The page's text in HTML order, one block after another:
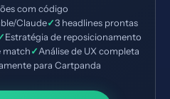
com código
Claude✓3 headlines prontas
Estratégia de reposicionamento
match✓Análise de UX completa
para Cartpanda